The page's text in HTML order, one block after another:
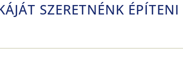
SZERETNÉNK